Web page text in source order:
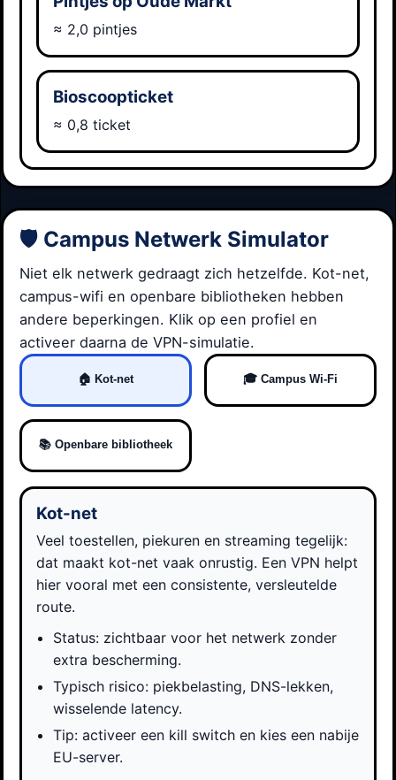
≈ 2,0 pintjes
Bioscoopticket
≈ 0,8 ticket
🛡️ Campus Netwerk Simulator
Niet elk netwerk gedraagt zich hetzelfde. Kot-net,
campus-wifi en openbare bibliotheken hebben
andere beperkingen. Klik op een profiel en
activeer daarna de VPN-simulatie.
🏠 Kot-net 🎓 Campus Wi-Fi
📚 Openbare bibliotheek
Kot-net
Veel toestellen, piekuren en streaming tegelijk:
dat maakt kot-net vaak onrustig. Een VPN helpt
hier vooral met een consistente, versleutelde
route.
Status: zichtbaar voor het netwerk zonder
extra bescherming.
Typisch risico: piekbelasting, DNS-lekken,
wisselende latency.
Tip: activeer een kill switch en kies een nabije
EU-server.